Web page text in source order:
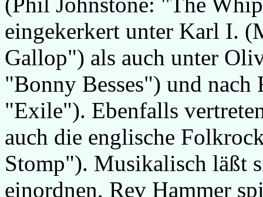
eingekerkert unter Karl I.
Gallop") als auch unter
"Bonny Besses") und nach
"Exile"). Ebenfalls
auch die englische
Stomp"). Musikalisch läßt
einordnen, Rev Hammer